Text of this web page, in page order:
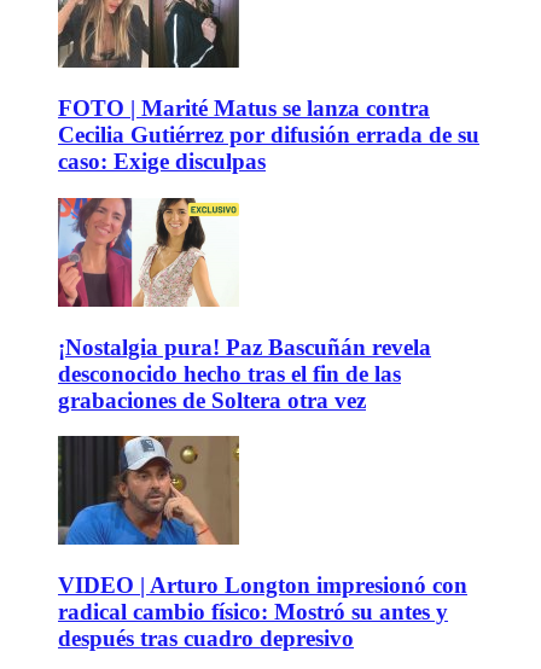
FOTO | Marité Matus se lanza contra
Cecilia Gutiérrez por difusión errada de su
caso: Exige disculpas
¡Nostalgia pura! Paz Bascuñán revela
desconocido hecho tras el fin de las
grabaciones de Soltera otra vez
VIDEO | Arturo Longton impresionó con
radical cambio físico: Mostró su antes y
después tras cuadro depresivo